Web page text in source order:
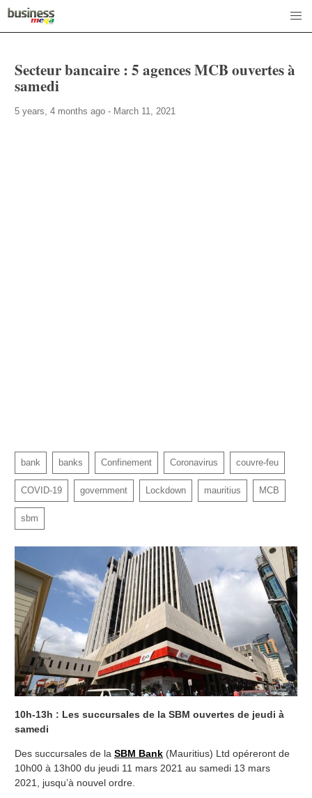
Secteur bancaire : 5 agences MCB ouvertes à
samedi
5 years, 4 months ago - March 11, 2021
bank banks Confinement Coronavirus couvre-feu
COVID-19 government Lockdown mauritius MCB
sbm
10h-13h : Les succursales de la SBM ouvertes de jeudi à
samedi
Des succursales de la SBM Bank (Mauritius) Ltd opéreront de
10h00 à 13h00 du jeudi 11 mars 2021 au samedi 13 mars
2021, jusqu’à nouvel ordre.